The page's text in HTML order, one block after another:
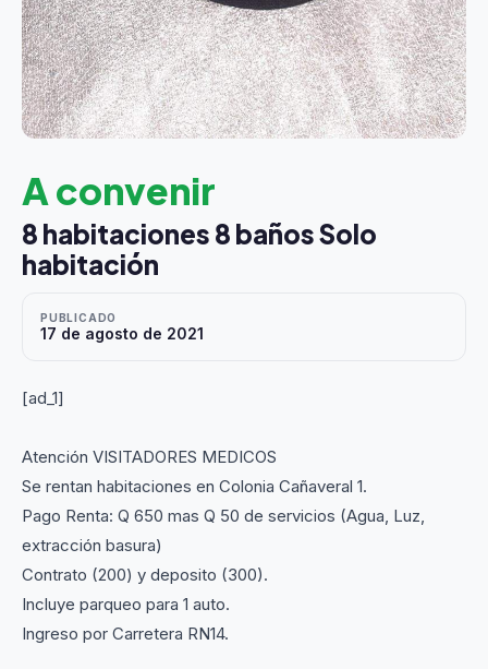
A convenir
8 habitaciones 8 baños Solo
habitación
PUBLICADO
17 de agosto de 2021
[ad_1]
Atención VISITADORES MEDICOS
Se rentan habitaciones en Colonia Cañaveral 1.
Pago Renta: Q 650 mas Q 50 de servicios (Agua, Luz,
extracción basura)
Contrato (200) y deposito (300).
Incluye parqueo para 1 auto.
Ingreso por Carretera RN14.